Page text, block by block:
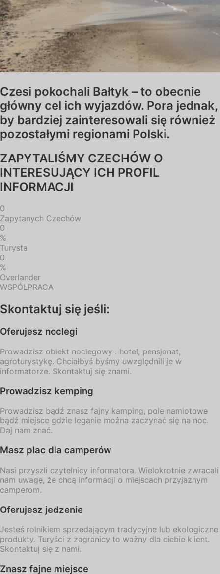
Czesi pokochali Bałtyk – to obecnie
główny cel ich wyjazdów. Pora jednak,
by bardziej zainteresowali się również
pozostałymi regionami Polski.
ZAPYTALIŚMY CZECHÓW O
INTERESUJĄCY ICH PROFIL
INFORMACJI
0
Zapytanych Czechów
0
%
Turysta
0
%
Overlander
WSPÓŁPRACA
Skontaktuj się jeśli:
Oferujesz noclegi
Prowadzisz obiekt noclegowy : hotel, pensjonat,
agroturystykę. Chciałbyś byśmy uwzględnili je w
informatorze. Skontaktuj się znami.
Prowadzisz kemping
Prowadzisz bądź znasz fajny kamping, pole namiotowe
bądź miejsce gdzie leganie można zaczynać się na noc.
Daj nam znać.
Masz plac dla camperów
Nasi przyszli czytelnicy informatora. Wielokrotnie zwracali
nam uwagę, że chcą informacji o miejscach przyjaznym
camperom.
Oferujesz jedzenie
Jesteś rolnikiem sprzedającym tradycyjne lub ekologiczne
produkty. Turyści z zagranicy to ważny dla ciebie klient.
Skontaktuj się z nami.
Znasz fajne miejsce